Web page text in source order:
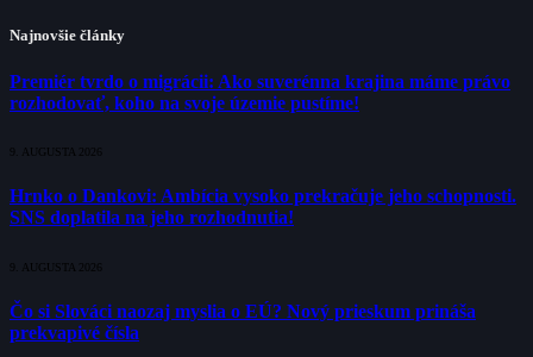
Najnovšie články
Premiér tvrdo o migrácii: Ako suverénna krajina máme právo
rozhodovať, koho na svoje územie pustíme!
9. AUGUSTA 2026
Hrnko o Dankovi: Ambícia vysoko prekračuje jeho schopnosti.
SNS doplatila na jeho rozhodnutia!
9. AUGUSTA 2026
Čo si Slováci naozaj myslia o EÚ? Nový prieskum prináša
prekvapivé čísla